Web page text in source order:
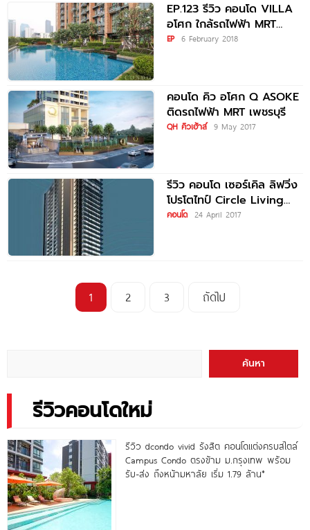
EP.123 รีวิว คอนโด VILLA
อโศก ใกล้รถไฟฟ้า MRT
เพชรบุรี
EP 6 February 2018
คอนโด คิว อโศก Q ASOKE
ติดรถไฟฟ้า MRT เพชรบุรี
QH คิวเฮ้าส์ 9 May 2017
รีวิว คอนโด เซอร์เคิล ลิฟวิ่ง
โปรโตไทป์ Circle Living
Prototype ใกล้ MRT
คอนโด 24 April 2017
1 2 3 ถัดไป
ค้นหา
รีวิวคอนโดใหม่
รีวิว dcondo vivid รังสิต คอนโดแต่งครบสไตล์
Campus Condo ตรงข้าม ม.กรุงเทพ พร้อม
รับ-ส่ง ถึงหน้ามหาลัย เริ่ม 1.79 ล้าน*